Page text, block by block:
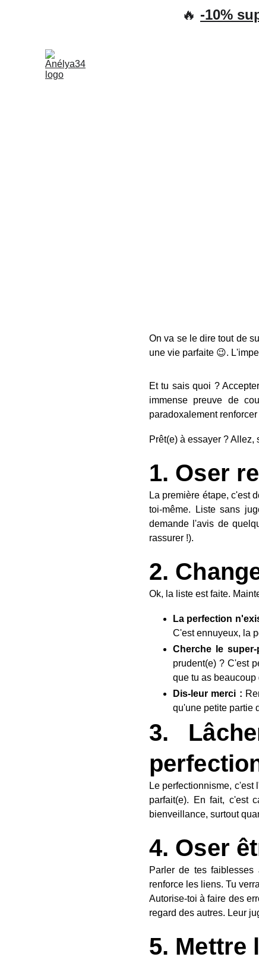
🔥 -10%
On va se le dire tout de
une vie parfaite 😉.
Et tu sais quoi ?
immense preuve de
paradoxalement
Prêt(e) à essayer ? Allez,
1. Oser
La première étape, c'est
toi-même. Liste sans
demande l'avis de
rassurer !).
2.
Ok, la liste est faite.
La perfection
C'est ennuyeux, la
Cherche le
prudent(e) ? C'est
que tu as beaucoup
Dis-leur merci :
qu'une petite partie
3.
Le perfectionnisme,
parfait(e). En fait, c'est
bienveillance, surtout
4. Oser
Parler de tes faiblesses
renforce les liens. Tu
Autorise-toi à faire des
regard des autres. Leur
5. Mettre